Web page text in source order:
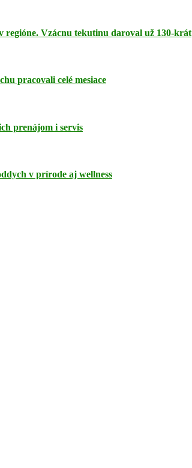
Vzácnu tekutinu daroval už 130-krát
pracovali celé mesiace
prenájom i servis
v prírode aj wellness